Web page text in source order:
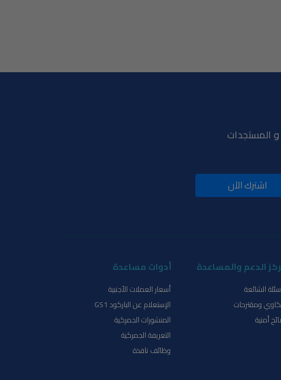
و المستجدات
اشترك الآن
الدعم والمساعدة
الشائعة
ومقترحات
أمنية
أدوات مساعدة
أسعار العملات الأجنبية
الإستعلام عن الباركود GS1
المنشورات الجمركية
التعريفة الجمركية
وظائف نافذة